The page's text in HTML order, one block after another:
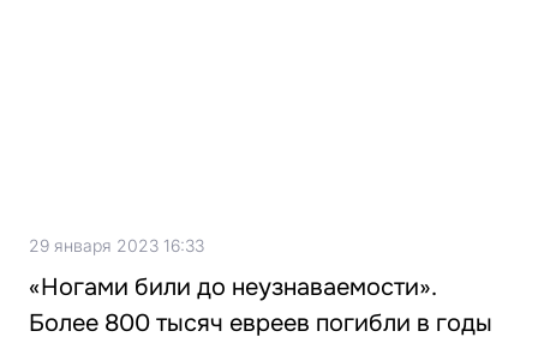
29 января 2023 16:33
«Ногами били до неузнаваемости».
Более 800 тысяч евреев погибли в годы